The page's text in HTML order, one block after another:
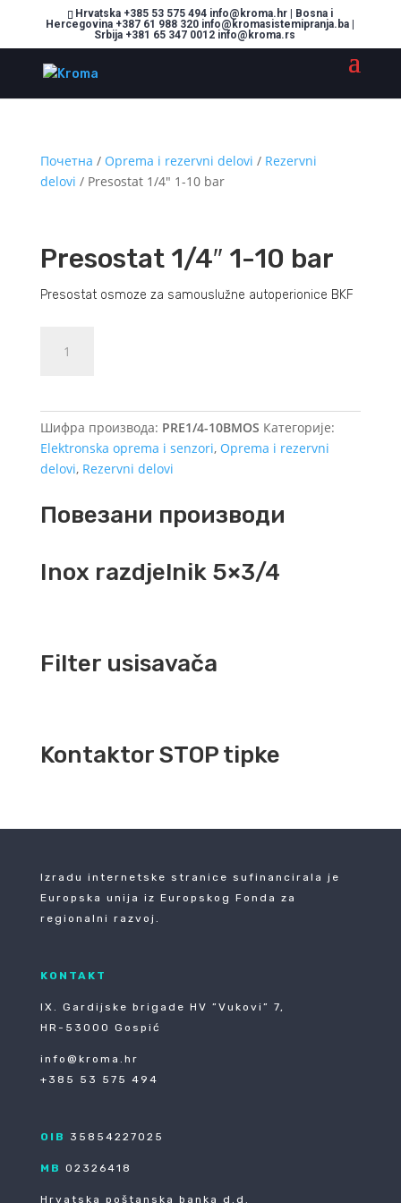
Hrvatska +385 53 575 494 info@kroma.hr | Bosna i
Hercegovina +387 61 988 320 info@kromasistemipranja.ba |
Srbija +381 65 347 0012 info@kroma.rs
Почетна / Oprema i rezervni delovi / Rezervni
delovi / Presostat 1/4″ 1-10 bar
Presostat 1/4″ 1-10 bar
Presostat osmoze za samouslužne autoperionice BKF
количина
Шифра производа: PRE1/4-10BMOS Категорије:
Elektronska oprema i senzori, Oprema i rezervni
delovi, Rezervni delovi
Повезани производи
Inox razdjelnik 5×3/4
Filter usisavača
Kontaktor STOP tipke
Izradu internetske stranice sufinancirala je
Europska unija iz Europskog Fonda za
regionalni razvoj.
KONTAKT
IX. Gardijske brigade HV ”Vukovi” 7,
HR-53000 Gospić
info@kroma.hr
+385 53 575 494
OIB 35854227025
MB 02326418
Hrvatska poštanska banka d.d.